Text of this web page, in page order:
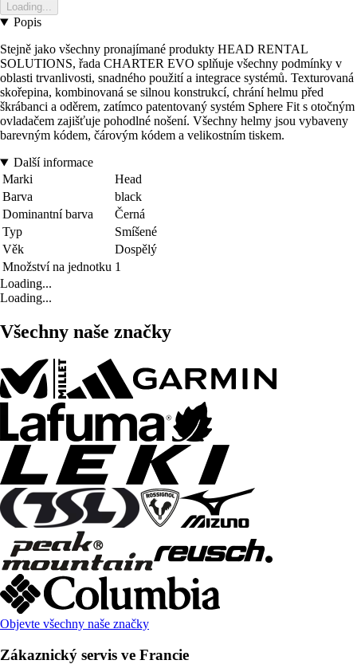
Loading...
Popis
Stejně jako všechny pronajímané produkty HEAD RENTAL
SOLUTIONS, řada CHARTER EVO splňuje všechny podmínky v
oblasti trvanlivosti, snadného použití a integrace systémů. Texturovaná
skořepina, kombinovaná se silnou konstrukcí, chrání helmu před
škrábanci a oděrem, zatímco patentovaný systém Sphere Fit s otočným
ovladačem zajišťuje pohodlné nošení. Všechny helmy jsou vybaveny
barevným kódem, čárovým kódem a velikostním tiskem.
Další informace
Marki
Head
Barva
black
Dominantní barva
Černá
Typ
Smíšené
Věk
Dospělý
Množství na jednotku 1
Loading...
Loading...
Všechny naše značky
Objevte všechny naše značky
Zákaznický servis ve Francie